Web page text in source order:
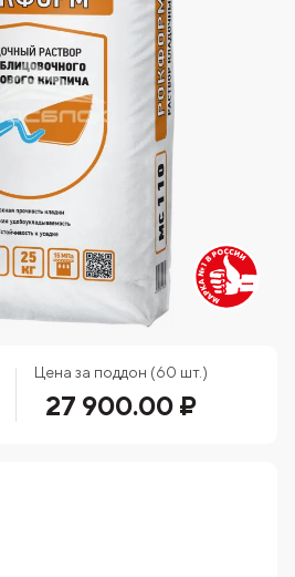
Цена за поддон (60 шт.)
27 900.00 ₽